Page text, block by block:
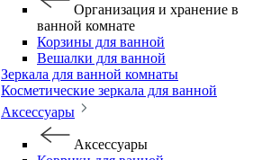
Организация и хранение в
ванной комнате
Корзины для ванной
Вешалки для ванной
Зеркала для ванной комнаты
Косметические зеркала для ванной
Аксессуары
Аксессуары